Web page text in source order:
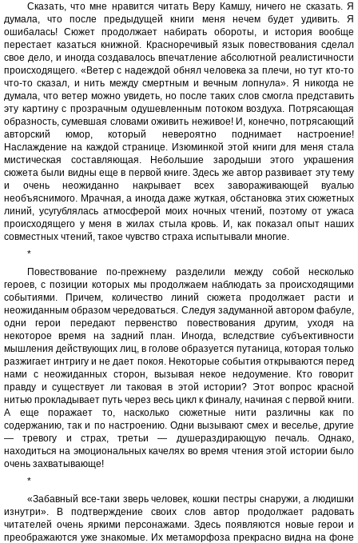
Сказать, что мне нравится читать Веру Камшу, ничего не сказать. Я
думала, что после предыдущей книги меня нечем будет удивить. Я
ошибалась! Сюжет продолжает набирать обороты, и история вообще
перестает казаться книжной. Красноречивый язык повествования сделал
свое дело, и иногда создавалось впечатление абсолютной реалистичности
происходящего. «Ветер с надеждой обнял человека за плечи, но тут кто-то
что-то сказал, и нить между смертным и вечным лопнула». Я никогда не
думала, что ветер можно увидеть, но после таких слов смогла представить
эту картину с прозрачным одушевленным потоком воздуха. Потрясающая
образность, сумевшая словами оживить неживое! И, конечно, потрясающий
авторский юмор, который невероятно поднимает настроение!
Наслаждение на каждой странице. Изюминкой этой книги для меня стала
мистическая составляющая. Небольшие зародыши этого украшения
сюжета были видны еще в первой книге. Здесь же автор развивает эту тему
и очень неожиданно накрывает всех завораживающей вуалью
необъяснимого. Мрачная, а иногда даже жуткая, обстановка этих сюжетных
линий, усугублялась атмосферой моих ночных чтений, поэтому от ужаса
происходящего у меня в жилах стыла кровь. И, как показал опыт наших
совместных чтений, такое чувство страха испытывали многие.
*
Повествование по-прежнему разделили между собой несколько
героев, с позиции которых мы продолжаем наблюдать за происходящими
событиями. Причем, количество линий сюжета продолжает расти и
неожиданным образом чередоваться. Следуя задуманной автором фабуле,
одни герои передают первенство повествования другим, уходя на
некоторое время на задний план. Иногда, вследствие субъективности
мышления действующих лиц, в голове образуется путаница, которая только
разжигает интригу и не дает покоя. Некоторые события открываются перед
нами с неожиданных сторон, вызывая некое недоумение. Кто говорит
правду и существует ли таковая в этой истории? Этот вопрос красной
нитью прокладывает путь через весь цикл к финалу, начиная с первой книги.
А еще поражает то, насколько сюжетные нити различны как по
содержанию, так и по настроению. Одни вызывают смех и веселье, другие
— тревогу и страх, третьи — душераздирающую печаль. Однако,
находиться на эмоциональных качелях во время чтения этой истории было
очень захватывающе!
*
«Забавный все-таки зверь человек, кошки пестры снаружи, а людишки
изнутри». В подтверждение своих слов автор продолжает радовать
читателей очень яркими персонажами. Здесь появляются новые герои и
преображаются уже знакомые. Их метаморфоза прекрасно видна на фоне